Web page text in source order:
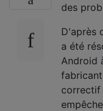
des
D'après
a été
Android
correctif